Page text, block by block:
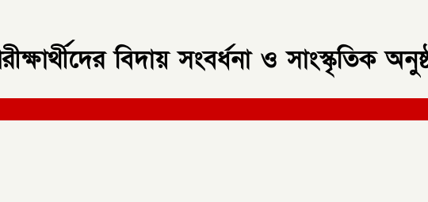
বিদায় সংবর্ধনা ও সাংস্কৃতিক